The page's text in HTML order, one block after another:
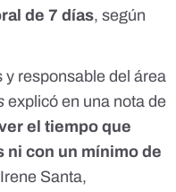
de 7 días, según
y responsable del área
explicó en una nota de
el tiempo que
ni con un mínimo de
Santa,